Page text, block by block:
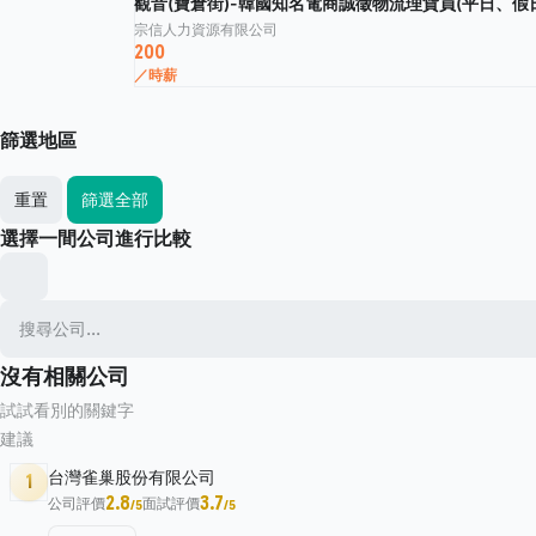
宗信人力資源有限公司
200
／時薪
篩選地區
重置 篩選全部
選擇一間公司進行比較
沒有相關公司
試試看別的關鍵字
建議
1 台灣雀巢股份有限公司
公司評價2.8/5面試評價3.7/5